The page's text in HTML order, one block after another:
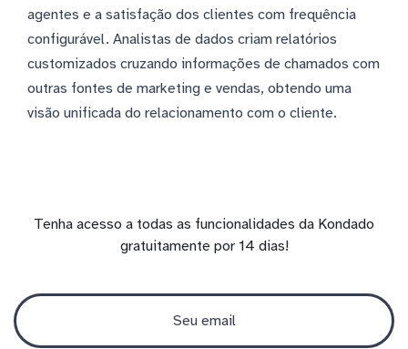
agentes e a satisfação dos clientes com frequência
configurável. Analistas de dados criam relatórios
customizados cruzando informações de chamados com
outras fontes de marketing e vendas, obtendo uma
visão unificada do relacionamento com o cliente.
Tenha acesso a todas as funcionalidades da Kondado
gratuitamente por 14 dias!